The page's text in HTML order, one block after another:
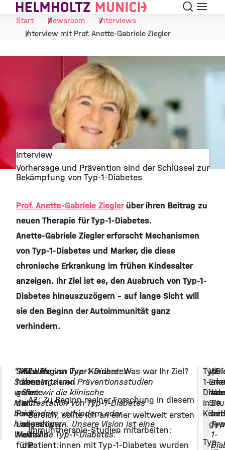
Skip to Content Suche
Start
Newsroom
Interviews
Interview mit Prof. Anette-Gabriele Ziegler
Interview
Vorhersage und Prävention sind der Schlüssel zur
Bekämpfung von Typ-1-Diabetes
Prof. Anette-Gabriele Zieglerüber ihren Beitrag zu
neuen Therapie für Typ-1-Diabetes.
Anette-Gabriele Ziegler erforscht Mechanismen
von Typ-1-Diabetes und Marker, die diese
chronische Erkrankung im frühen Kindesalter
anzeigen. Ihr Ziel ist es, den Ausbruch von Typ-1-
Diabetes hinauszuzögern - auf lange Sicht will
sie den Beginn der Autoimmunität ganz
verhindern.
“Mit Hilfe von Typ-1-Diabetes-
Screenings und Präventionsstudien
wollen wir die klinische
Manifestation von Typ-1-Diabetes
bei Kindern verhindern oder
hinauszögern. Unsere Vision ist eine
Welt ohne Typ-1-Diabetes.”
Sie
haben
gerade
die
Paul-
Langerhans-
Medaille
für
Warum
konzentrieren
Sie
sich
vor
allem
auf
die
Zu Beginn Ihrer Karriere: Was war Ihr Ziel?
AZ: Zu Beginn meiner Forschung in diesem
Bereich, sollte ich an einer weltweit ersten
Immuntherapie-Studien mitarbeiten:
Patient:innen mit Typ-1-Diabetes wurden
bei
1-
©
Typ-
1-
in
Kürze
Typ-
Sie